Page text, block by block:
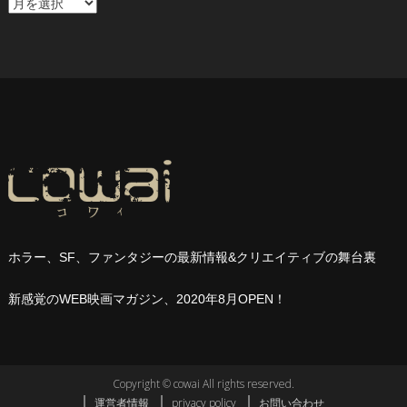
ホラー、SF、ファンタジーの最新情報&クリエイティブの舞台裏
新感覚のWEB映画マガジン、2020年8月OPEN ！
Copyright © cowai All rights reserved.
運営者情報
privacy policy お問い合わせ